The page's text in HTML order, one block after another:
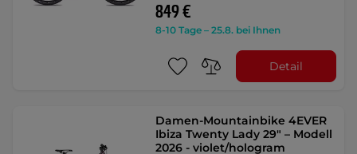
849 €
8-10 Tage – 25.8. bei Ihnen
Detail
Damen-Mountainbike 4EVER
Ibiza Twenty Lady 29" – Modell
2026 - violet/hologram